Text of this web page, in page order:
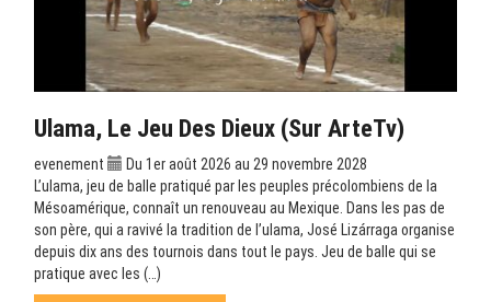
Ulama, Le Jeu Des Dieux (sur ArteTv)
evenement
Du 1er août 2026 au 29 novembre 2028
L’ulama, jeu de balle pratiqué par les peuples précolombiens de la
Mésoamérique, connaît un renouveau au Mexique. Dans les pas de
son père, qui a ravivé la tradition de l’ulama, José Lizárraga organise
depuis dix ans des tournois dans tout le pays. Jeu de balle qui se
pratique avec les (…)